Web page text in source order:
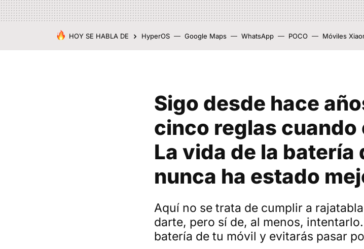
HOY SE HABLA DE HyperOS Google Maps WhatsApp POCO Móviles
Sigo desde hace
cinco reglas cuando
La vida de la batería
nunca ha estado
Aquí no se trata de cumplir a
darte, pero sí de, al menos,
batería de tu móvil y evitarás pasar